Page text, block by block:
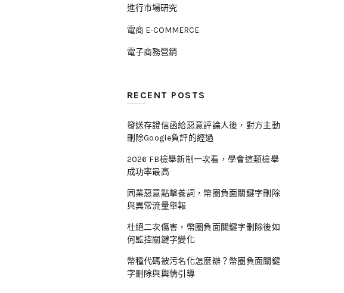
進行市場研究
電商 E-COMMERCE
電子商務營銷
RECENT POSTS
發送存證信函給惡意評論人後，對方主動
刪除Google負評的經過
2026 FB檢舉新制一次看，學會這類檢舉
成功率最高
同業惡意點擊養詞，幣圈負面關鍵字刪除
與異常流量舉報
杜絕二次傷害，幣圈負面關鍵字刪除後如
何監控關鍵字變化
幣種代碼被污名化怎麼辦？幣圈負面關鍵
字刪除與輿情引導